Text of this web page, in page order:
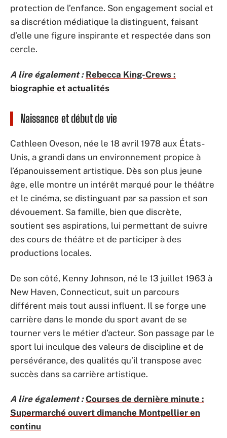
protection de l’enfance. Son engagement social et
sa discrétion médiatique la distinguent, faisant
d’elle une figure inspirante et respectée dans son
cercle.
A lire également : Rebecca King-Crews :
biographie et actualités
Naissance et début de vie
Cathleen Oveson, née le 18 avril 1978 aux États-
Unis, a grandi dans un environnement propice à
l’épanouissement artistique. Dès son plus jeune
âge, elle montre un intérêt marqué pour le théâtre
et le cinéma, se distinguant par sa passion et son
dévouement. Sa famille, bien que discrète,
soutient ses aspirations, lui permettant de suivre
des cours de théâtre et de participer à des
productions locales.
De son côté, Kenny Johnson, né le 13 juillet 1963 à
New Haven, Connecticut, suit un parcours
différent mais tout aussi influent. Il se forge une
carrière dans le monde du sport avant de se
tourner vers le métier d’acteur. Son passage par le
sport lui inculque des valeurs de discipline et de
persévérance, des qualités qu’il transpose avec
succès dans sa carrière artistique.
A lire également : Courses de dernière minute :
Supermarché ouvert dimanche Montpellier en
continu